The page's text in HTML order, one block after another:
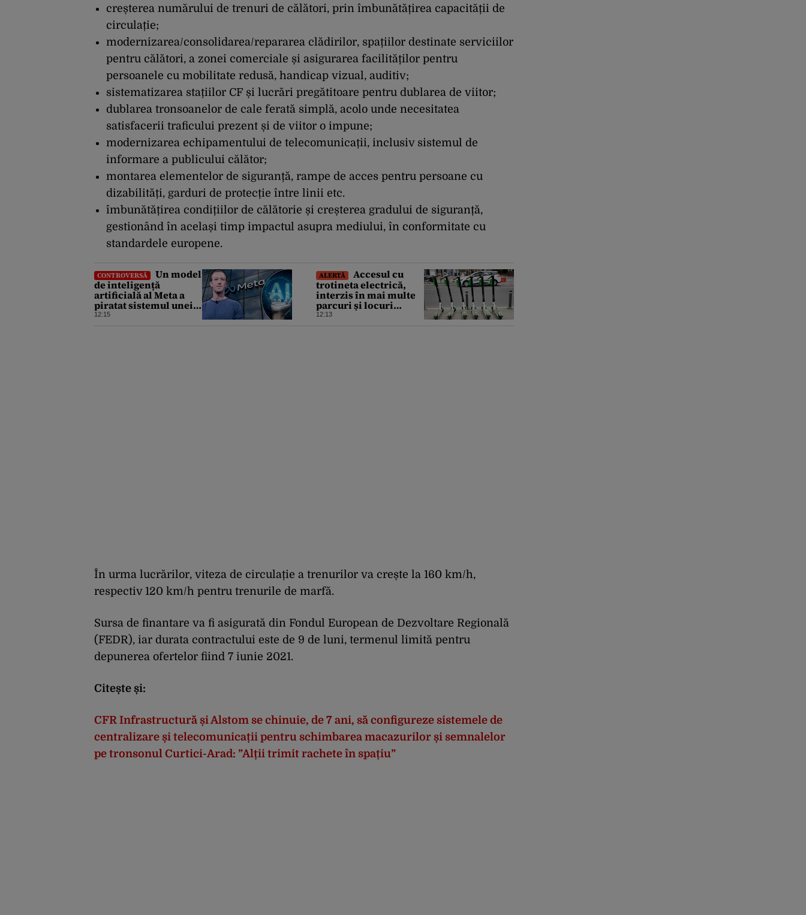
creșterea numărului de trenuri de călători, prin îmbunătățirea capacității de
circulație;
modernizarea/consolidarea/repararea clădirilor, spațiilor destinate serviciilor
pentru călători, a zonei comerciale și asigurarea facilităților pentru
persoanele cu mobilitate redusă, handicap vizual, auditiv;
sistematizarea stațiilor CF și lucrări pregătitoare pentru dublarea de viitor;
dublarea tronsoanelor de cale ferată simplă, acolo unde necesitatea
satisfacerii traficului prezent și de viitor o impune;
modernizarea echipamentului de telecomunicații, inclusiv sistemul de
informare a publicului călător;
montarea elementelor de siguranță, rampe de acces pentru persoane cu
dizabilități, garduri de protecție între linii etc.
îmbunătățirea condițiilor de călătorie și creșterea gradului de siguranță,
gestionând în același timp impactul asupra mediului, în conformitate cu
standardele europene.
CONTROVERSĂ
Un model
de inteligență
artificială al Meta a
piratat sistemul unei
companii și i-a
12:15
ALERTĂ
Accesul cu
trotineta electrică,
interzis în mai multe
parcuri și locuri
publice din București.
12:13
În urma lucrărilor, viteza de circulație a trenurilor va crește la 160 km/h,
respectiv 120 km/h pentru trenurile de marfă.
Sursa de finantare va fi asigurată din Fondul European de Dezvoltare Regională
(FEDR), iar durata contractului este de 9 de luni, termenul limită pentru
depunerea ofertelor fiind 7 iunie 2021.
Citește și:
CFR Infrastructură și Alstom se chinuie, de 7 ani, să configureze sistemele de
centralizare și telecomunicații pentru schimbarea macazurilor și semnalelor
pe tronsonul Curtici-Arad: ”Alții trimit rachete în spațiu”